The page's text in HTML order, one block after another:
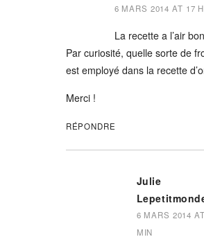
6 MARS 2014 AT 17
La recette a l’air
Par curiosité, quelle sorte de
est employé dans la recette
Merci !
RÉPONDRE
Julie
6 MARS 2014
MIN